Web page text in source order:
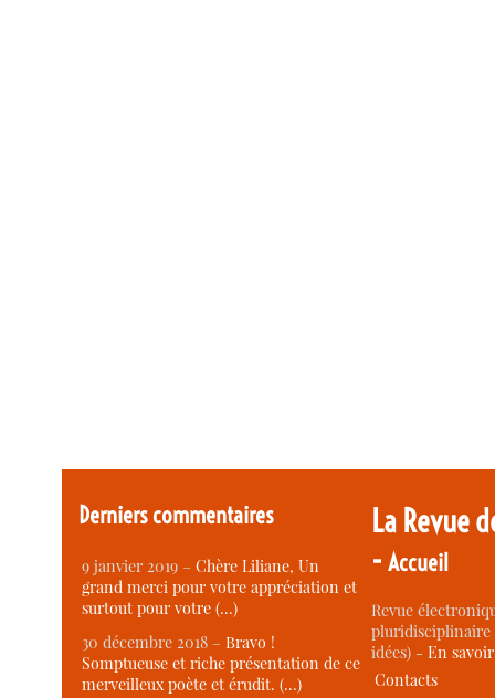
Derniers commentaires
9 janvier 2019 –Chère Liliane, Un
grand merci pour votre appréciation et
surtout pour votre (…)
30 décembre 2018 –Bravo !
Somptueuse et riche présentation de ce
merveilleux poète et érudit. (…)
La Revue
-Accueil
Revue
idées) -En
Contacts